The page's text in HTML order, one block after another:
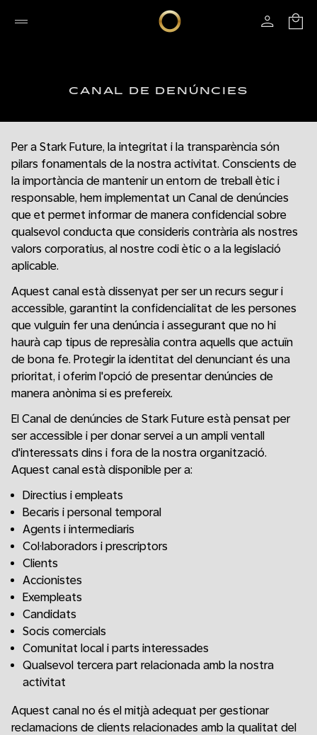
CANAL DE DENÚNCIES
Per a Stark Future, la integritat i la transparència són
pilars fonamentals de la nostra activitat. Conscients de
la importància de mantenir un entorn de treball ètic i
responsable, hem implementat un Canal de denúncies
que et permet informar de manera confidencial sobre
qualsevol conducta que consideris contrària als nostres
valors corporatius, al nostre codi ètic o a la legislació
aplicable.
Aquest canal està dissenyat per ser un recurs segur i
accessible, garantint la confidencialitat de les persones
que vulguin fer una denúncia i assegurant que no hi
haurà cap tipus de represàlia contra aquells que actuïn
de bona fe. Protegir la identitat del denunciant és una
prioritat, i oferim l'opció de presentar denúncies de
manera anònima si es prefereix.
El Canal de denúncies de Stark Future està pensat per
ser accessible i per donar servei a un ampli ventall
d'interessats dins i fora de la nostra organització.
Aquest canal està disponible per a:
Directius i empleats
Becaris i personal temporal
Agents i intermediaris
Col·laboradors i prescriptors
Clients
Accionistes
Exempleats
Candidats
Socis comercials
Comunitat local i parts interessades
Qualsevol tercera part relacionada amb la nostra
activitat
Aquest canal no és el mitjà adequat per gestionar
reclamacions de clients relacionades amb la qualitat del